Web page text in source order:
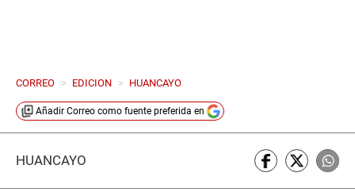
CORREO > EDICION > HUANCAYO
Añadir Correo como fuente preferida en
HUANCAYO